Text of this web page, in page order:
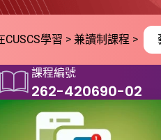
CUSCS學習 兼讀制課程
課程編號
262-420690-02